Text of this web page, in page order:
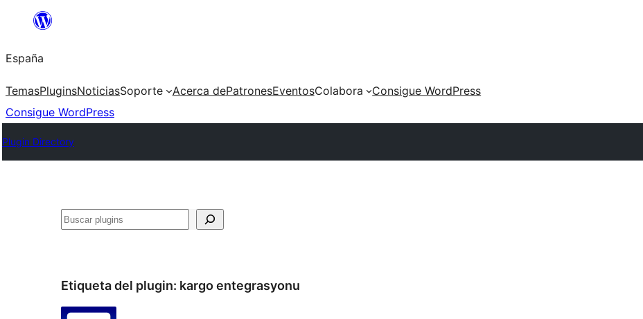
Saltar
contenido
España
TemasPluginsNoticiasSoporte Acerca dePatronesEventosColabora
Consigue WordPress
Consigue WordPress
Plugin Directory
Buscar
Etiqueta del plugin: kargo entegrasyonu